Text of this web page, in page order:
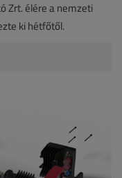
Zrt. élére a nemzeti
ki hétfőtől.